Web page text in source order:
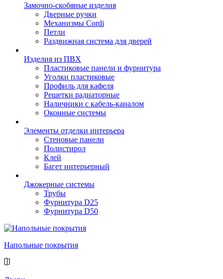
Замочно-скобяные изделия
Дверные ручки
Механизмы Cordi
Петли
Раздвижная система для дверей
Изделия из ПВХ
Пластиковые панели и фурнитура
Уголки пластиковые
Профиль для кафеля
Решетки радиаторные
Наличники с кабель-каналом
Оконные системы
Элементы отделки интерьера
Стеновые панели
Полистирол
Клей
Багет интерьерный
Джокерные системы
Трубы
Фурнитура D25
Фурнитура D50
Напольные покрытия